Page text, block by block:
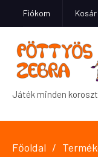
Fiókom Kosár
Játék minden
Főoldal